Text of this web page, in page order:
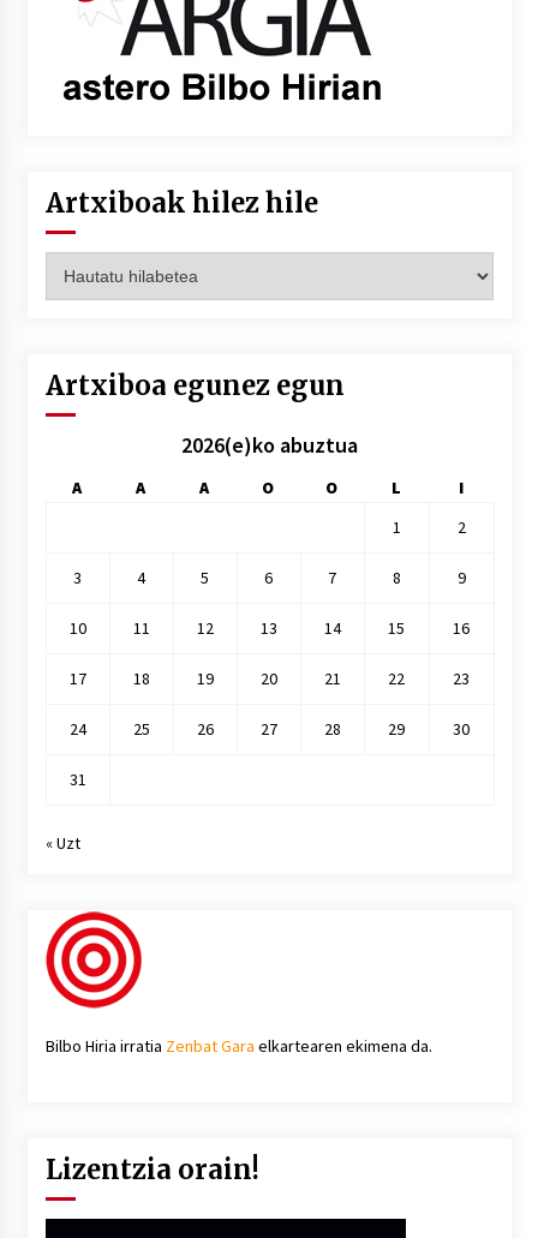
Artxiboak hilez hile
hilez
Artxiboa egunez egun
2026(e)ko abuztua
A A A O O L
I
1
2
3 4 5 6 7 8 9
10 11 12 13 14 15 16
17 18 19 20 21 22 23
24 25 26 27 28 29 30
31
« Uzt
Bilbo Hiria irratia Zenbat Gara elkartearen ekimena da.
Lizentzia orain!